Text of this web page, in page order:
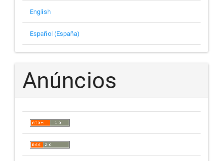
English
Español (España)
Anúncios